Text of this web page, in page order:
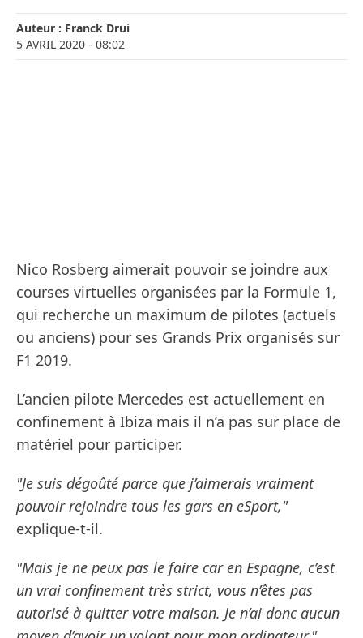
Auteur : Franck Drui
5 AVRIL 2020 - 08:02
Nico Rosberg aimerait pouvoir se joindre aux
courses virtuelles organisées par la Formule 1,
qui recherche un maximum de pilotes (actuels
ou anciens) pour ses Grands Prix organisés sur
F1 2019.
L’ancien pilote Mercedes est actuellement en
confinement à Ibiza mais il n’a pas sur place de
matériel pour participer.
"Je suis dégoûté parce que j’aimerais vraiment
pouvoir rejoindre tous les gars en eSport,"
explique-t-il.
"Mais je ne peux pas le faire car en Espagne, c’est
un vrai confinement très strict, vous n’êtes pas
autorisé à quitter votre maison. Je n’ai donc aucun